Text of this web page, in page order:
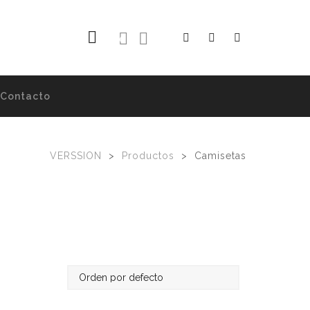
0
Contacto
VERSSION > Productos > Camisetas